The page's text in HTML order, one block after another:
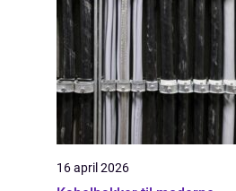
16 april 2026